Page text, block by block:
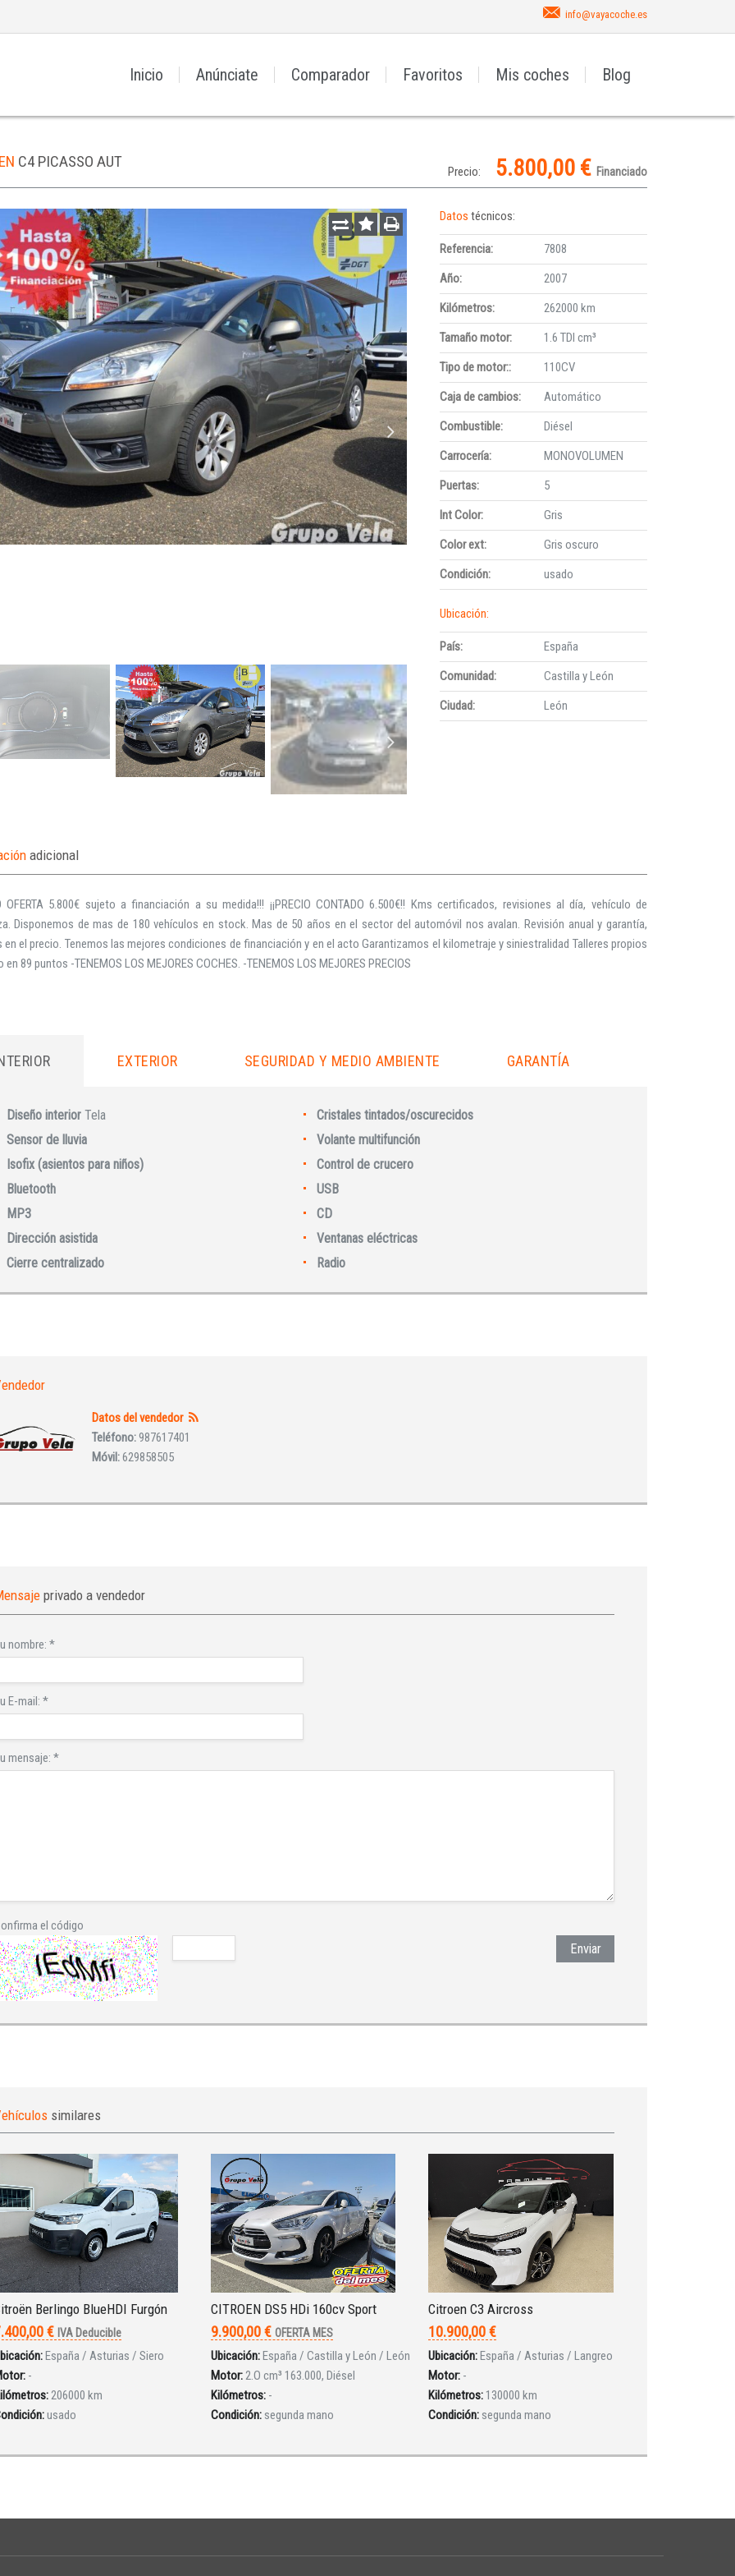
INICIAR SESIÓN
¿Ha olvidado la contraseña?
info@vayacoche.es
Inicio Anúnciate Comparador Favoritos Mis coches Blog
C4 PICASSO AUT
Precio: 5.800,00 € Financiado
Datostécnicos:
Referencia:
7808
Año:
2007
Kilómetros:
262000 km
Tamaño motor:
1.6 TDI cm³
Tipo de motor::
110CV
Caja de cambios:
Automático
Combustible:
Diésel
Carrocería:
MONOVOLUMEN
Puertas:
5
Int Color:
Gris
Color ext:
Gris oscuro
Condición:
usado
Ubicación:
País:
España
Comunidad:
Castilla y León
Ciudad:
León
adicional
OFERTA 5.800€ sujeto a financiación a su medida!!! ¡¡PRECIO CONTADO 6.500€!! Kms certificados, revisiones al día, vehículo de
Disponemos de mas de 180 vehículos en stock. Mas de 50 años en el sector del automóvil nos avalan. Revisión anual y garantía,
en el precio. Tenemos las mejores condiciones de financiación y en el acto Garantizamos el kilometraje y siniestralidad Talleres propios
en 89 puntos -TENEMOS LOS MEJORES COCHES. -TENEMOS LOS MEJORES PRECIOS
EXTERIOR SEGURIDAD Y MEDIO AMBIENTE GARANTÍA
Diseño interior Tela
Cristales tintados/oscurecidos
Sensor de lluvia
Volante multifunción
Isofix (asientos para niños)
Control de crucero
Bluetooth
USB
MP3
CD
Dirección asistida
Ventanas eléctricas
Cierre centralizado
Radio
Datos del vendedor
Teléfono:987617401
Móvil:629858505
privado a vendedor
nombre: *
E-mail: *
mensaje: *
el código
Enviar
similares
Berlingo BlueHDI Furgón
€ IVA Deducible
España / Asturias / Siero
-
206000 km
usado
CITROEN DS5 HDi 160cv Sport
9.900,00 € OFERTA MES
Ubicación:España / Castilla y León / León
Motor:2.O cm³ 163.000, Diésel
Kilómetros: -
Condición: segunda mano
Citroen C3 Aircross
10.900,00 €
Ubicación:España / Asturias / Langreo
Motor: -
Kilómetros: 130000 km
Condición: segunda mano